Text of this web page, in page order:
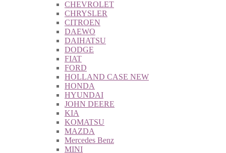
CHEVROLET
CHRYSLER
CITROEN
DAEWO
DAIHATSU
DODGE
FIAT
FORD
HOLLAND CASE NEW
HONDA
HYUNDAI
JOHN DEERE
KIA
KOMATSU
MAZDA
Mercedes Benz
MINI